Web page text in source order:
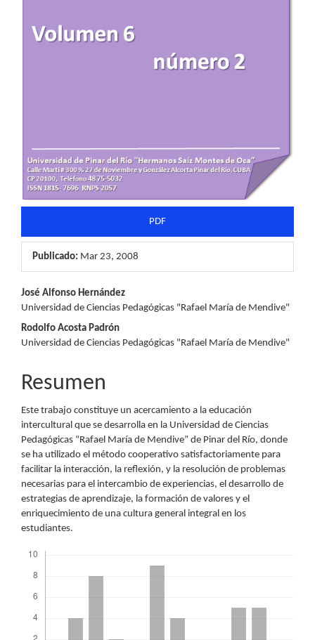
PDF
Publicado: Mar 23, 2008
Contenido
principal
del
artículo
José Alfonso Hernández
Universidad de Ciencias Pedagógicas "Rafael María de Mendive"
Rodolfo Acosta Padrón
Universidad de Ciencias Pedagógicas "Rafael María de Mendive"
Resumen
Este trabajo constituye un acercamiento a la educación
intercultural que se desarrolla en la Universidad de Ciencias
Pedagógicas “Rafael María de Mendive” de Pinar del Río, donde
se ha utilizado el método cooperativo satisfactoriamente para
facilitar la interacción, la reflexión, y la resolución de problemas
necesarias para el intercambio de experiencias, el desarrollo de
estrategias de aprendizaje, la formación de valores y el
enriquecimiento de una cultura general integral en los
estudiantes.